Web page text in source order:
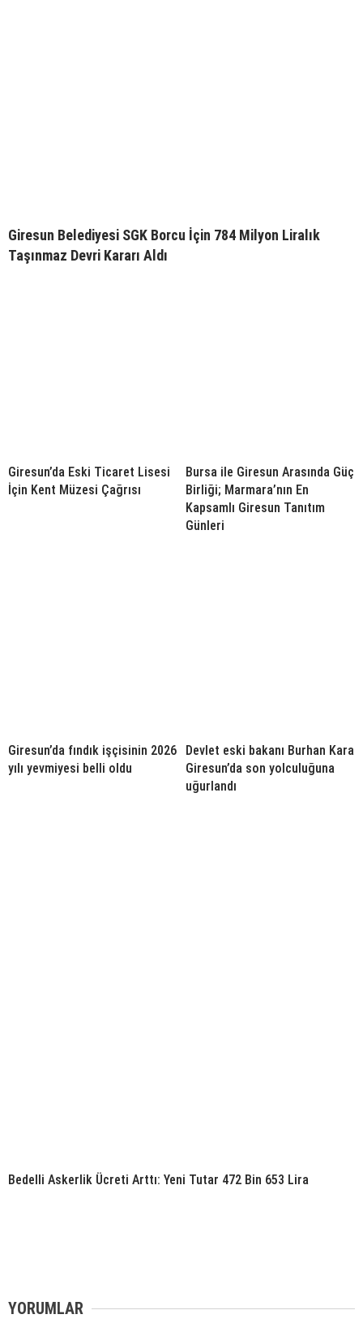
Giresun Belediyesi SGK Borcu İçin 784 Milyon Liralık
Taşınmaz Devri Kararı Aldı
Giresun’da Eski Ticaret Lisesi
İçin Kent Müzesi Çağrısı
Bursa ile Giresun Arasında Güç
Birliği; Marmara’nın En
Kapsamlı Giresun Tanıtım
Günleri
Giresun’da fındık işçisinin 2026
yılı yevmiyesi belli oldu
Devlet eski bakanı Burhan Kara
Giresun’da son yolculuğuna
uğurlandı
Bedelli Askerlik Ücreti Arttı: Yeni Tutar 472 Bin 653 Lira
YORUMLAR